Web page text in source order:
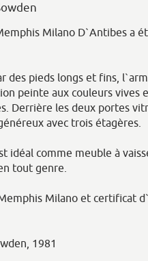
Milano D`Antibes a
des pieds longs et fins,
peinte aux couleurs vives
Derrière les deux portes
avec trois étagères.
idéal comme meuble à
tout genre.
Milano et certificat
1981